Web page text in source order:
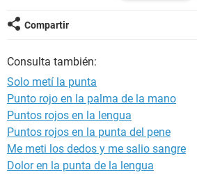
de septiembre aún no le ha bajado el
si ella puede estar embarazada ya
atención prestada.
Compartir
Consulta también:
Solo metí la punta
Punto rojo en la palma de la mano
Puntos rojos en la lengua
Puntos rojos en la punta del pene
Me meti los dedos y me salio sangre
Dolor en la punta de la lengua